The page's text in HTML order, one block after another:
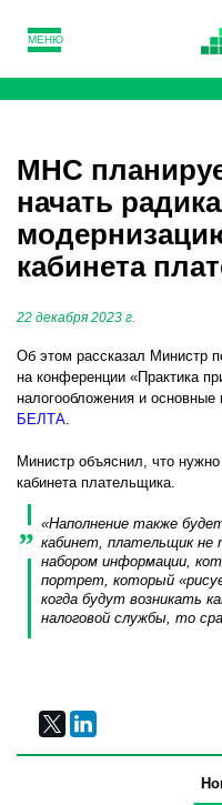
МЕНЮ
МНС
начать
кабинета
22 декабря 2023 г.
Об этом рассказал Министр
на конференции «Практика
налогообложения и основные
БЕЛТА.
Министр объяснил, что
кабинета плательщика.
«Наполнение также
кабинет, плательщик
набором информации,
портрет, который
когда будут возникать
налоговой службы, то